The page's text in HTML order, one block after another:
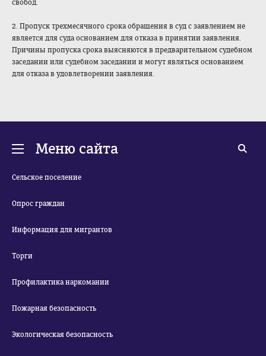
свобод.
2. Пропуск трехмесячного срока обращения в суд с заявлением не
является для суда основанием для отказа в принятии заявления.
Причины пропуска срока выясняются в предварительном судебном
заседании или судебном заседании и могут являться основанием
для отказа в удовлетворении заявления.
Меню сайта
Сельское поселение
Опрос граждан
Информация для мигрантов
Торги
Профилактика наркомании
Пожарная безопасность
Экологическая безопасность